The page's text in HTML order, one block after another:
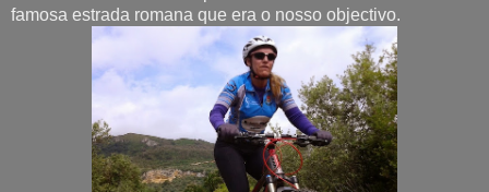
famosa estrada romana que era o nosso objectivo.